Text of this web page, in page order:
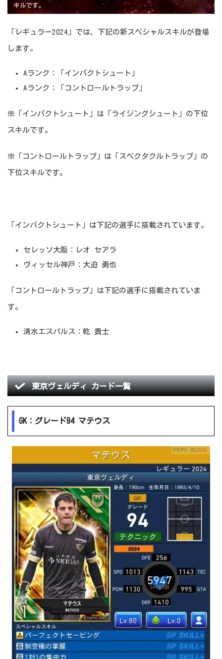
「レギュラー2024」では、下記の新スペシャルスキルが登場
します。
Aランク：「インパクトシュート」
Aランク：「コントロールトラップ」
※「インパクトシュート」は「ライジングシュート」の下位
スキルです。
※「コントロールトラップ」は「スペクタクルトラップ」の
下位スキルです。
「インパクトシュート」は下記の選手に搭載されています。
セレッソ大阪：レオ セアラ
ヴィッセル神戸：大迫 勇也
「コントロールトラップ」は下記の選手に搭載されていま
す。
清水エスパルス：乾 貴士
東京ヴェルディ カード一覧
GK：グレード94 マテウス